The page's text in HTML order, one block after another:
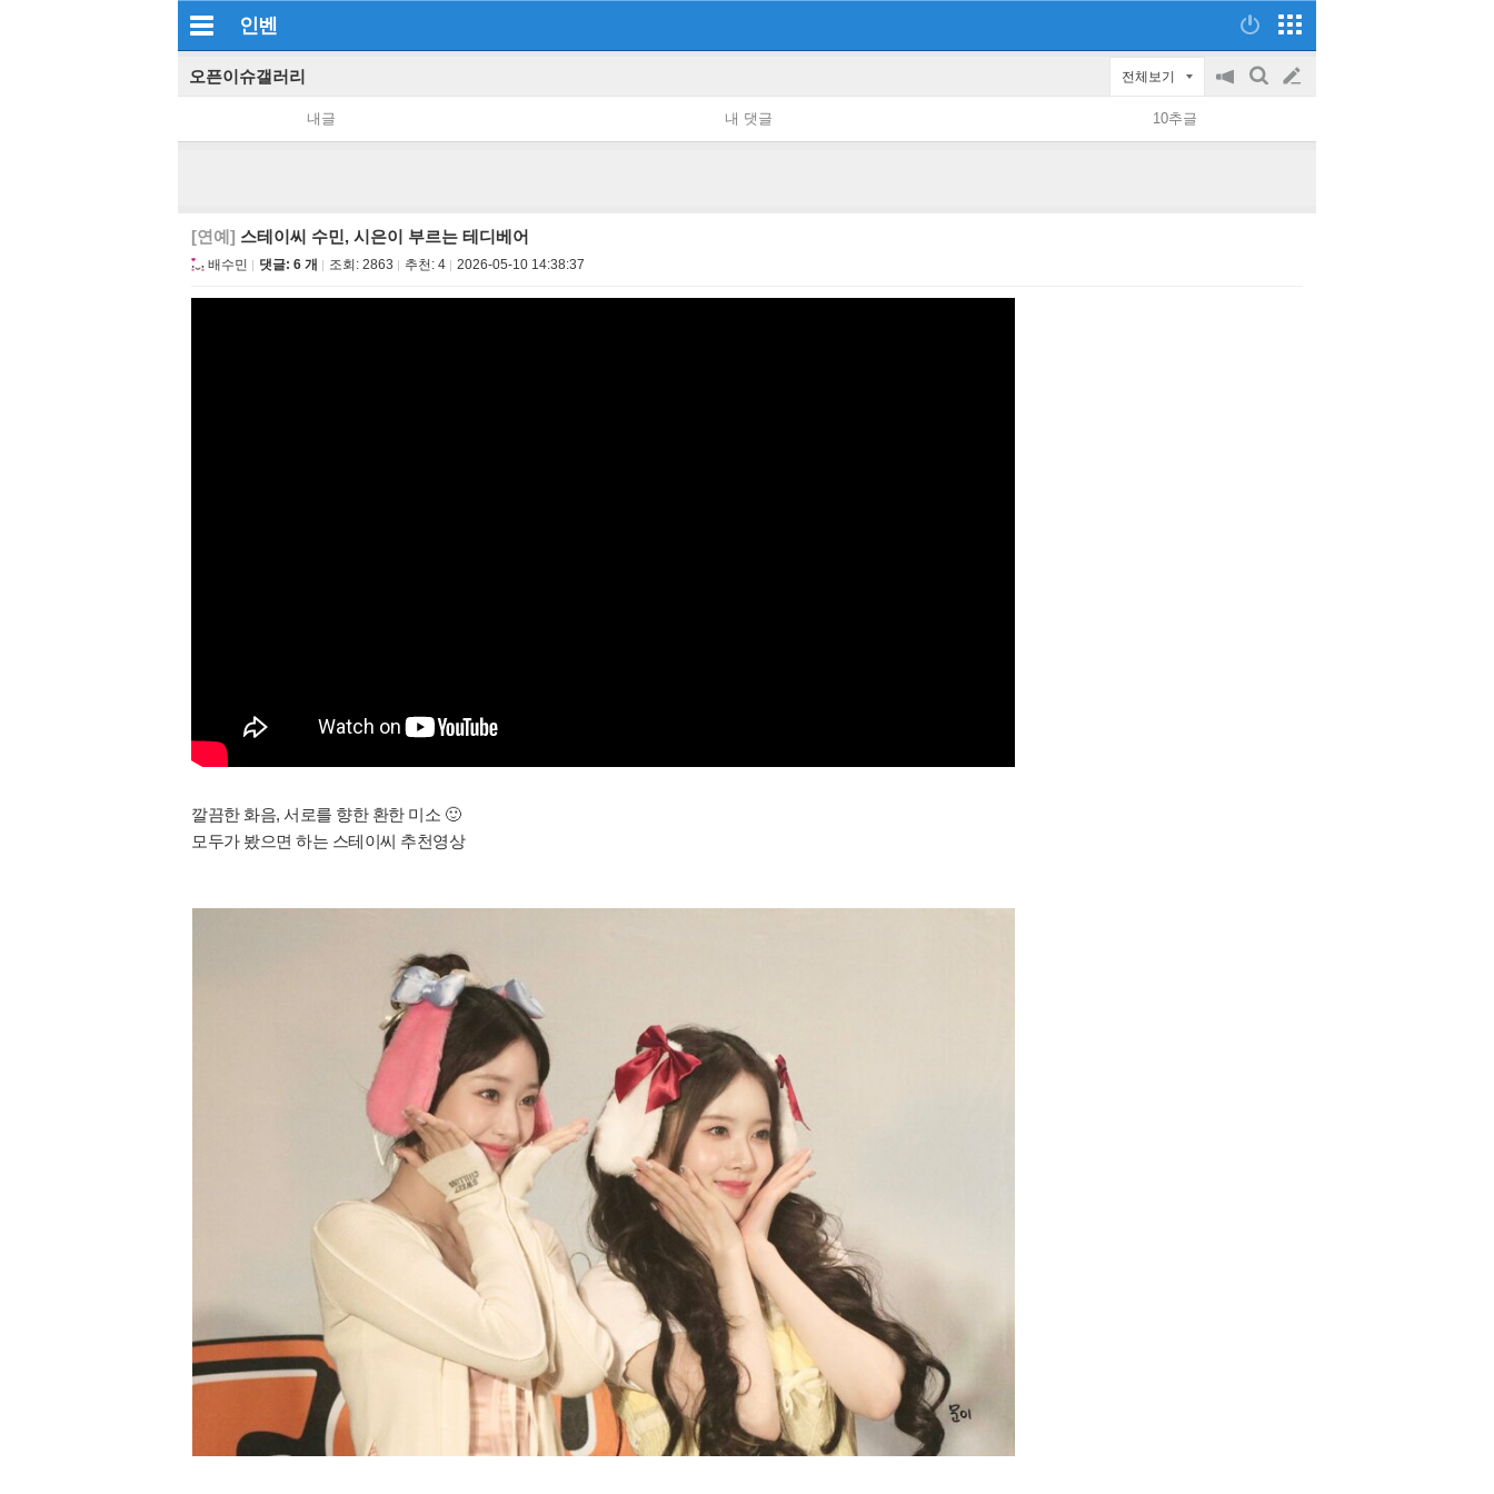
인벤
오픈이슈갤러리 전체보기
공
on/off
검
글
쓰
내글 내 댓글 10추글
[연예] 스테이씨 수민, 시은이 부르는 테디베어
배수민 댓글: 6 개 조회: 2863 추천: 4 2026-05-10 14:38:37
깔끔한 화음, 서로를 향한 환한 미소 🙂
모두가 봤으면 하는 스테이씨 추천영상